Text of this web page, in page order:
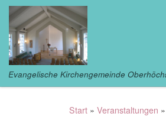
Zum Inhalt springen
Evangelische Kirchengemeinde
Start » Veranstaltungen »